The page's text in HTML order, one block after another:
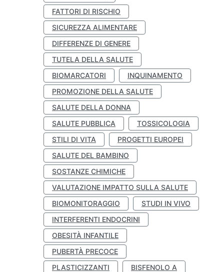
FATTORI DI RISCHIO
SICUREZZA ALIMENTARE
DIFFERENZE DI GENERE
TUTELA DELLA SALUTE
BIOMARCATORI
INQUINAMENTO
PROMOZIONE DELLA SALUTE
SALUTE DELLA DONNA
SALUTE PUBBLICA
TOSSICOLOGIA
STILI DI VITA
PROGETTI EUROPEI
SALUTE DEL BAMBINO
SOSTANZE CHIMICHE
VALUTAZIONE IMPATTO SULLA SALUTE
BIOMONITORAGGIO
STUDI IN VIVO
INTERFERENTI ENDOCRINI
OBESITÀ INFANTILE
PUBERTÀ PRECOCE
PLASTICIZZANTI
BISFENOLO A